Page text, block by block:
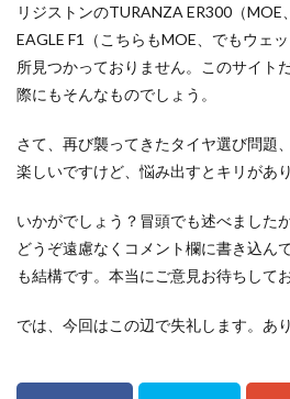
リジストンのTURANZA ER300（
EAGLE F1（こちらもMOE、でもウェ
所見つかっておりません。このサイト
際にもそんなものでしょう。
さて、再び襲ってきたタイヤ選び問題
楽しいですけど、悩み出すとキリがあ
いかがでしょう？冒頭でも述べました
どうぞ遠慮なくコメント欄に書き込ん
も結構です。本当にご意見お待ちして
では、今回はこの辺で失礼します。あ